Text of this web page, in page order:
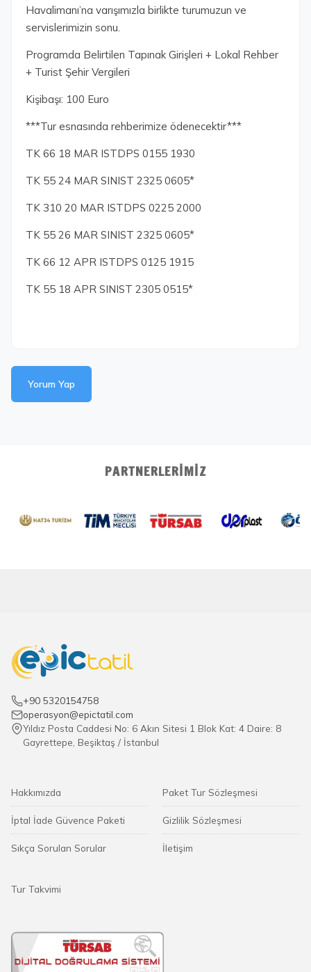
Havalimanı’na varışımızla birlikte turumuzun ve
servislerimizin sonu.
Programda Belirtilen Tapınak Girişleri + Lokal Rehber
+ Turist Şehir Vergileri
Kişibaşı: 100 Euro
***Tur esnasında rehberimize ödenecektir***
TK 66 18 MAR ISTDPS 0155 1930
TK 55 24 MAR SINIST 2325 0605*
TK 310 20 MAR ISTDPS 0225 2000
TK 55 26 MAR SINIST 2325 0605*
TK 66 12 APR ISTDPS 0125 1915
TK 55 18 APR SINIST 2305 0515*
Yorum Yap
PARTNERLERIMIZ
+90 5320154758
operasyon@epictatil.com
Yıldız Posta Caddesi No: 6 Akın Sitesi 1 Blok Kat: 4 Daire: 8
Gayrettepe, Beşiktaş / İstanbul
Hakkımızda
İptal İade Güvence Paketi
Sıkça Sorulan Sorular
Paket Tur Sözleşmesi
Gizlilik Sözleşmesi
İletişim
Tur Takvimi